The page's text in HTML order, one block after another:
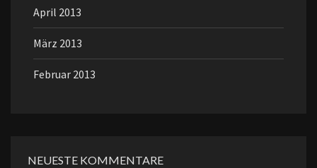
April 2013
März 2013
Februar 2013
NEUESTE KOMMENTARE